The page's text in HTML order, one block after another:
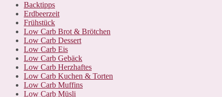
Backtipps
Erdbeerzeit
Frühstück
Low Carb Brot & Brötchen
Low Carb Dessert
Low Carb Eis
Low Carb Gebäck
Low Carb Herzhaftes
Low Carb Kuchen & Torten
Low Carb Muffins
Low Carb Müsli